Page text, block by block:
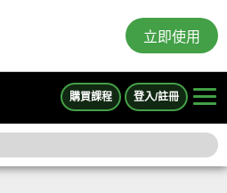
立即使用
購買課程 登入/註冊